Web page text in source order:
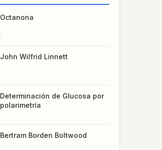
Octanona
John Wilfrid Linnett
Determinación de Glucosa por
polarimetría
Bertram Borden Boltwood